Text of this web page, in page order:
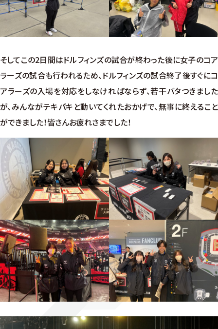
そしてこの2日間はドルフィンズの試合が終わった後に女子のコア
ラーズの試合も行われるため、ドルフィンズの試合終了後すぐにコ
アラーズの入場を対応をしなければならず、若干バタつきました
が、みんながテキパキと動いてくれたおかげで、無事に終えること
ができました！皆さんお疲れさまでした！